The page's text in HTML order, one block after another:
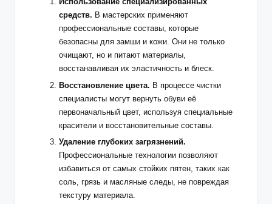
средств. В мастерских применяют
профессиональные составы, которые
безопасны для замши и кожи. Они не только
очищают, но и питают материалы,
восстанавливая их эластичность и блеск.
Восстановление цвета. В процессе чистки
специалисты могут вернуть обуви её
первоначальный цвет, используя специальные
красители и восстановительные составы.
Удаление глубоких загрязнений.
Профессиональные технологии позволяют
избавиться от самых стойких пятен, таких как
соль, грязь и масляные следы, не повреждая
текстуру материала.